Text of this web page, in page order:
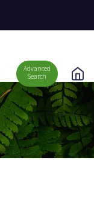
Advanced
Search